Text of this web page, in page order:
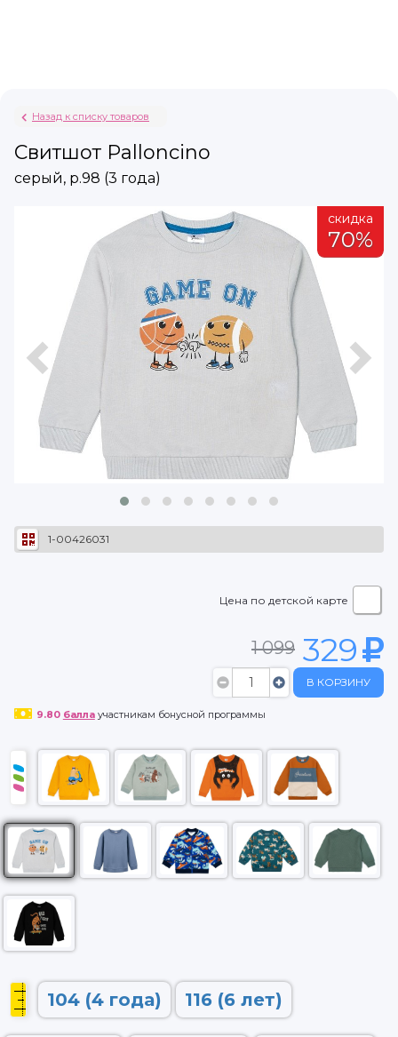
Назад к списку товаров
Свитшот Palloncino
серый, р.98 (3 года)
скидка
70%
1-00426031
Цена по детской карте
1 099 329
В КОРЗИНУ
9.80 баллаучастникам бонусной программы
104 (4 года) 116 (6 лет)